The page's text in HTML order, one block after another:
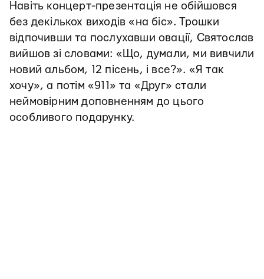
Навіть концерт-презентація не обійшовся
без декількох виходів «на біс». Трошки
відпочивши та послухавши овації, Святослав
вийшов зі словами: «Що, думали, ми вивчили
новий альбом, 12 пісень, і все?». «Я так
хочу», а потім «911» та «Друг» стали
неймовірним доповненням до цього
особливого подарунку.